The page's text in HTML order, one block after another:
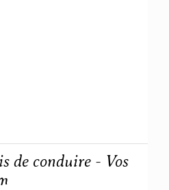
de conduire - Vos